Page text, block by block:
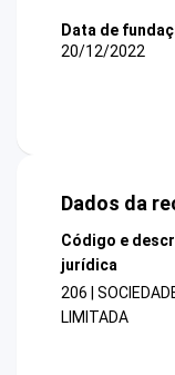
Data de
20/12/2022
Dados da
Código e
jurídica
206 |
LIMITADA